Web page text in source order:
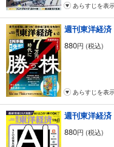
あらすじを表
週刊東洋経
880円 (税込)
あらすじを表
週刊東洋経
880円 (税込)